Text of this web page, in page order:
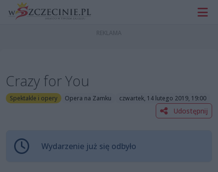
Crazy for You
Spektakle i opery Opera na Zamku czwartek, 14 lutego 2019, 19:00
Udostępnij
Wydarzenie już się odbyło